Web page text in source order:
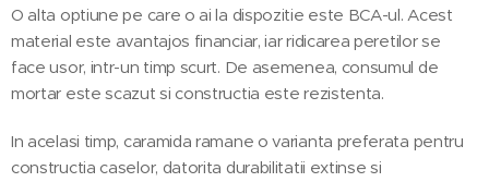
O alta optiune pe care o ai la dispozitie este BCA-ul. Acest
material este avantajos financiar, iar ridicarea peretilor se
face usor, intr-un timp scurt. De asemenea, consumul de
mortar este scazut si constructia este rezistenta.
In acelasi timp, caramida ramane o varianta preferata pentru
constructia caselor, datorita durabilitatii extinse si